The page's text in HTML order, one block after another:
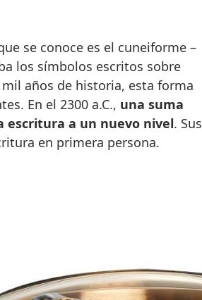
los símbolos escritos sobre
años de historia, esta forma
En el 2300 a.C., una suma
escritura a un nuevo nivel. Sus
en primera persona.